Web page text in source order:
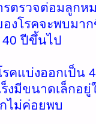
รตรวจต่อมลูกห
งโรคจะพบมา
ปีขึ้นไป
คแบ่งออกเป็น
ร็งมีขนาดเล็กอ
ไม่ค่อยพบ